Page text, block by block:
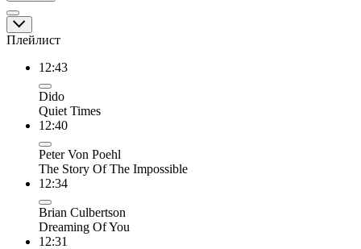
Плейлист
12:43
Dido
Quiet Times
12:40
Peter Von Poehl
The Story Of The Impossible
12:34
Brian Culbertson
Dreaming Of You
12:31